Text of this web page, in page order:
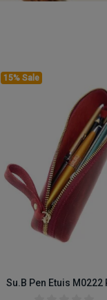
15% Sale
Su.B Pen Etuis M0222